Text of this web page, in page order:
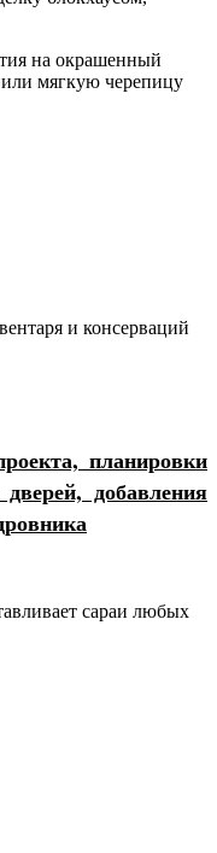
на окрашенный
мягкую черепицу
и консерваций
планировки
добавления
сараи любых